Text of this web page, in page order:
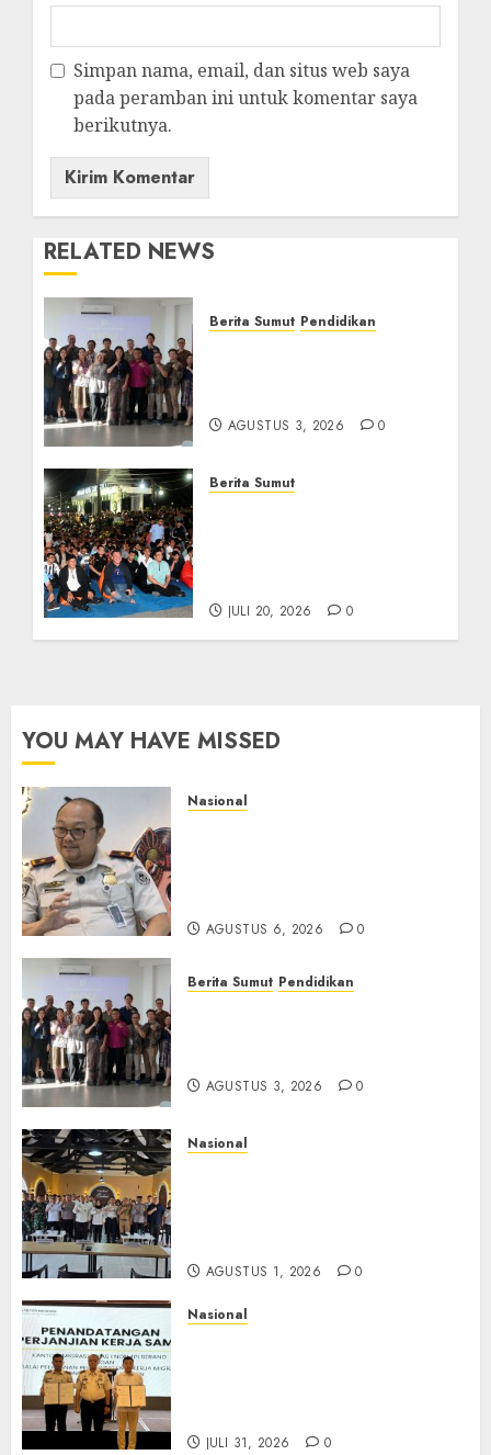
Simpan nama, email, dan situs web saya
pada peramban ini untuk komentar saya
berikutnya.
RELATED NEWS
Berita Sumut Pendidikan
AGUSTUS 3, 2026 0
Berita Sumut
JULI 20, 2026 0
YOU MAY HAVE MISSED
Nasional
AGUSTUS 6, 2026 0
Berita Sumut Pendidikan
AGUSTUS 3, 2026 0
Nasional
AGUSTUS 1, 2026 0
Nasional
JULI 31, 2026 0